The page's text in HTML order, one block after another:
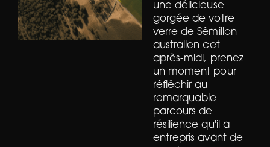
une délicieuse
gorgée de votre
verre de Sémillon
australien cet
après-midi, prenez
un moment pour
réfléchir au
remarquable
parcours de
résilience qu'il a
entrepris avant de